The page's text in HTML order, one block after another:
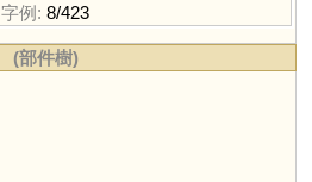
字例: 8/423
(部件樹)